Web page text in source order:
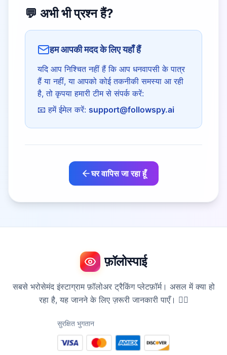
💬 अभी भी प्रश्न हैं?
हम आपकी मदद के लिए यहाँ हैं
यदि आप निश्चित नहीं हैं कि आप धनवापसी के पात्र
हैं या नहीं, या आपको कोई तकनीकी समस्या आ रही
है, तो कृपया हमारी टीम से संपर्क करें:
📧 हमें ईमेल करें: support@followspy.ai
घर वापिस जा रहा हूँ
फ़ॉलोस्पाई
सबसे भरोसेमंद इंस्टाग्राम फ़ॉलोअर ट्रैकिंग प्लेटफ़ॉर्म। असल में क्या हो
रहा है, यह जानने के लिए ज़रूरी जानकारी पाएँ। 🕵️‍♀️
सुरक्षित भुगतान